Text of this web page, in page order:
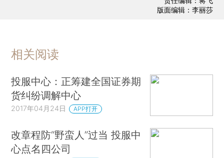
版面编辑：李丽莎
相关阅读
投服中心：正筹建全国证券期
货纠纷调解中心
2017年04月24日 APP打开
改章程防“野蛮人”过当 投服中
心点名四公司